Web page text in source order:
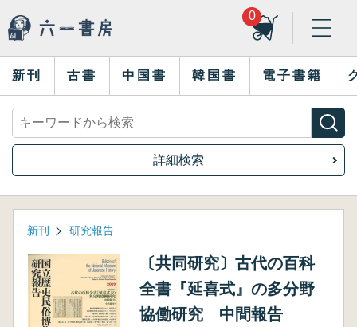
0
新刊 古書 中国書 韓国書 電子書籍
詳細検索
新刊 研究報告
〔共同研究〕古代の百科
全書『延喜式』の多分野
協働研究 中間報告